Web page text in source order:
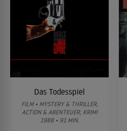
Das Todesspiel
FILM • MYSTERY & THRILLER,
ACTION & ABENTEUER, KRIMI
1988 • 91 MIN.